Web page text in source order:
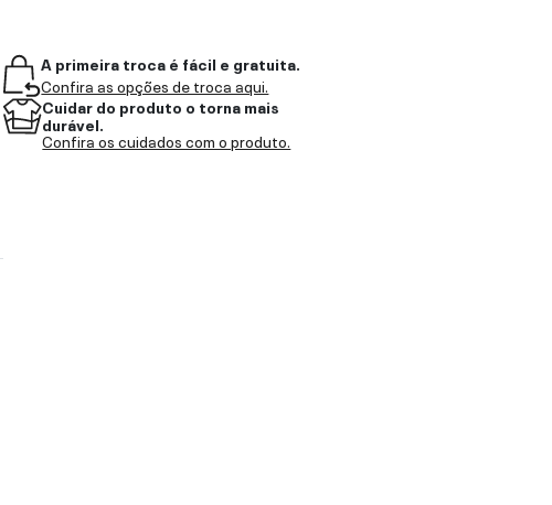
A primeira troca é fácil e gratuita.
Confira as opções de troca aqui.
Cuidar do produto o torna mais
durável.
Confira os cuidados com o produto.